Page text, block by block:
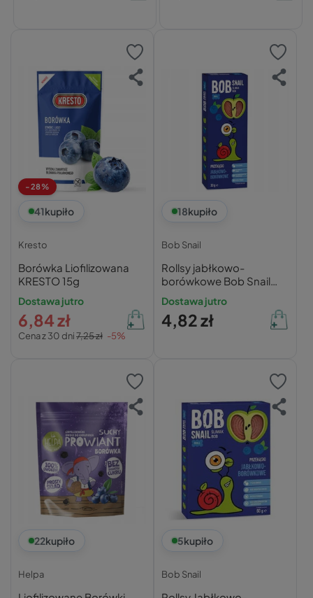
-28%
41kupiło
Kresto
Borówka Liofilizowana
KRESTO 15g
Dostawa jutro
Cena z 30 dni7,25 zł -5%
6,84 zł
18kupiło
Bob Snail
Rollsy jabłkowo-
borówkowe Bob Snail
30g bez cukru
Dostawa jutro
4,82 zł
22kupiło
Helpa
5kupiło
Bob Snail